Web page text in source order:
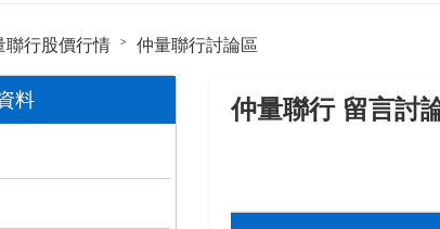
聯行股價行情 仲量聯行討論區
料 仲量聯行 留言討